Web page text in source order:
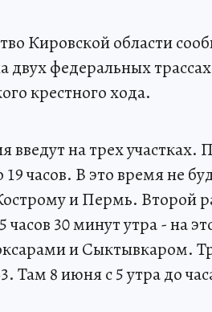
Кировской области
двух федеральных
крестного хода.
введут на трех
часов. В это время не
и Пермь. Второй
часов 30 минут утра - на
и Сыктывкаром.
Там 8 июня с 5 утра до